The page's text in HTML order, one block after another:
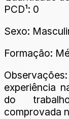
PCD¹: 0
Sexo:
Formação:
experiência
do
comprovada